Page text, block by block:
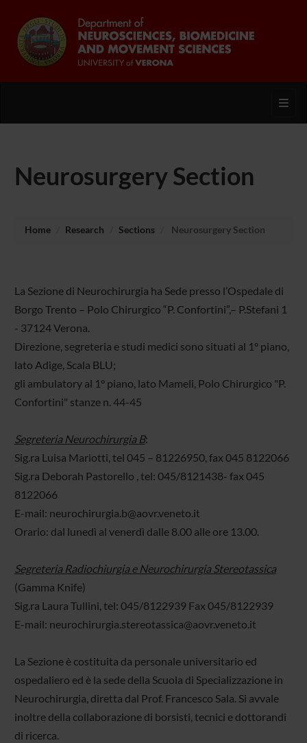
Neurosurgery Section
Home Research Sections Neurosurgery Section
La Sezione di Neurochirurgia ha Sede presso l’Ospedale di
Borgo Trento – Polo Chirurgico “P. Confortini”,– P.Stefani 1
- 37124 Verona.
Direzione, segreteria e studi medici sono situati al 1° piano,
lato Adige, Scala BLU;
gli ambulatory al 1° piano, lato Mameli, Polo Chirurgico "P.
Confortini" stanze n. 44-45
Segreteria Neurochirurgia B:
Sig.ra Luisa Mariotti, tel 045 – 81226950, fax 045 8122066
Sig.ra Deborah Pastorello , tel: 045/8121438- fax 045
8122066
E-mail: neurochirurgia.b@aovr.veneto.it
Orario: dal lunedì al venerdì dalle 8.00 alle ore 13.00.
Segreteria Radiochiurgia e Neurochirurgia Stereotassica
(Gamma Knife)
Sig.ra Laura Tullini, tel: 045/8122939 Fax 045/8122939
E-mail: neurochirurgia.stereotassica@aovr.veneto.it
La Sezione è costituita da personale universitario ed
ospedaliero ed è la sede della Scuola di Specializzazione in
Neurochirurgia, diretta dal Prof. Francesco Sala. Si avvale
inoltre della collaborazione di borsisti, tecnici e dottorandi
di ricerca.